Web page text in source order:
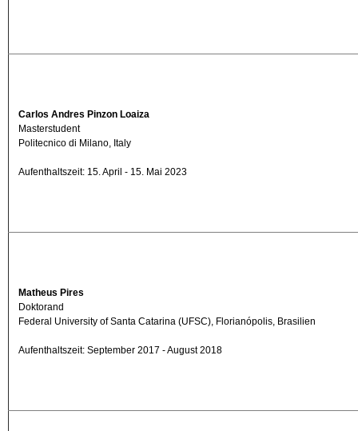
Carlos Andres Pinzon Loaiza
Masterstudent
Politecnico di Milano, Italy
Aufenthaltszeit: 15. April - 15. Mai 2023
Matheus Pires
Doktorand
Federal University of Santa Catarina (UFSC), Florianópolis, Brasilien
Aufenthaltszeit: September 2017 - August 2018